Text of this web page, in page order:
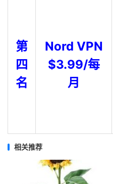
第
四
名
Nord VPN
$3.99/每
月
相关推荐